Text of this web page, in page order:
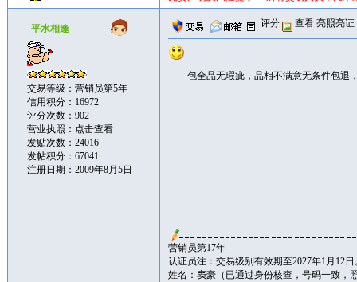
平水相逢
交易等级：营销员第5年
信用积分：16972
评分次数：902
营业执照： 点击查看
发贴次数：24016
发帖积分：67041
注册日期：2009年8月5日
评分 查看 亮照亮证
包全品无瑕疵，品相不满意无条件包退
营销员第17年
认证员注：交易级别有效期至2027年1月12日
姓名：窦豪（已通过身份核查，号码一致，